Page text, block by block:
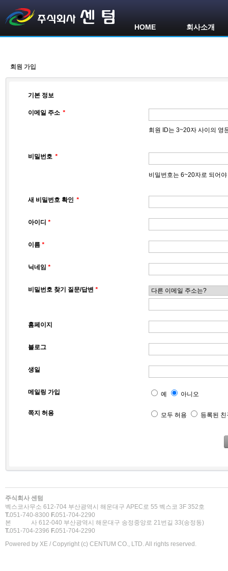
HOME 회사소개
회원 가입
기본 정보
이메일 주소 *
회원 ID는 3~20자 사이의 영
비밀번호 *
비밀번호는 6~20자로 되어
새 비밀번호 확인 *
아이디 *
이름 *
닉네임 *
비밀번호 찾기 질문/답변 *
홈페이지
블로그
생일
메일링 가입 예 아니오
쪽지 허용 모두 허용 등록된
주식회사 센텀
벡스코사무소 612-704 부산광역시 해운대구 APEC로 55 벡스코 3F 352호
T.051-740-8300 F.051-704-2290
본 사 612-040 부산광역시 해운대구 송정중앙로 21번길 33(송정동)
T.051-704-2396 F.051-704-2290
Powered by XE / Copyright (c) CENTUM CO., LTD. All rights reserved.